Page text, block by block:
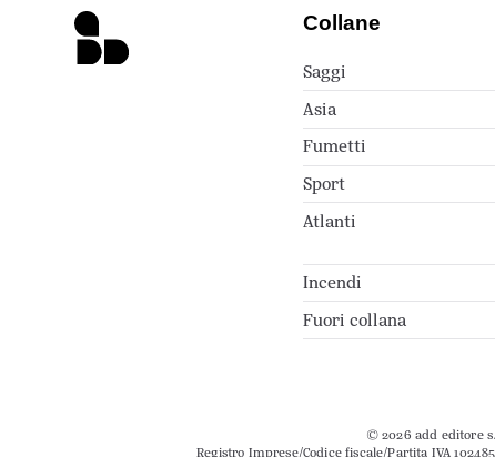
Collane
Saggi
Asia
Fumetti
Sport
Atlanti
Incendi
Fuori collana
© 2026 add editore
Registro Imprese/Codice fiscale/Partita IVA